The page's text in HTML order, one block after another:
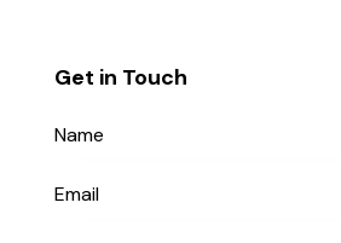
Get in Touch